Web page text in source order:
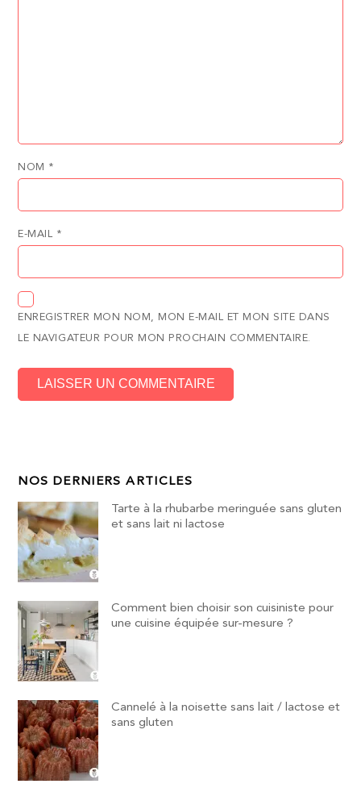
NOM *
E-MAIL *
ENREGISTRER MON NOM, MON E-MAIL ET MON SITE DANS
LE NAVIGATEUR POUR MON PROCHAIN COMMENTAIRE.
NOS DERNIERS ARTICLES
Tarte à la rhubarbe meringuée sans gluten
et sans lait ni lactose
Comment bien choisir son cuisiniste pour
une cuisine équipée sur-mesure ?
Cannelé à la noisette sans lait / lactose et
sans gluten